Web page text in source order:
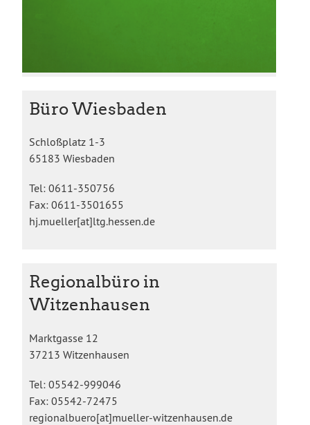
Büro Wiesbaden
Schloßplatz 1-3
65183 Wiesbaden
Tel: 0611-350756
Fax: 0611-3501655
hj.mueller[at]ltg.hessen.de
Regionalbüro in
Witzenhausen
Marktgasse 12
37213 Witzenhausen
Tel: 05542-999046
Fax: 05542-72475
regionalbuero[at]mueller-witzenhausen.de